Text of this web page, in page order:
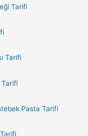
Tarifi
Tarifi
Tarifi
Pasta Tarifi